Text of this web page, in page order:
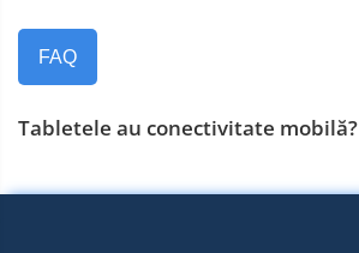
FAQ
Tabletele au conectivitate mobilă?